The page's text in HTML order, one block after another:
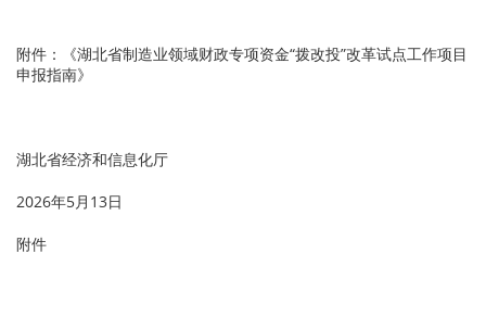
附件：《湖北省制造业领域财政专项资金“拨改投”改革试点工作项目
申报指南》
湖北省经济和信息化厅
2026年5月13日
附件